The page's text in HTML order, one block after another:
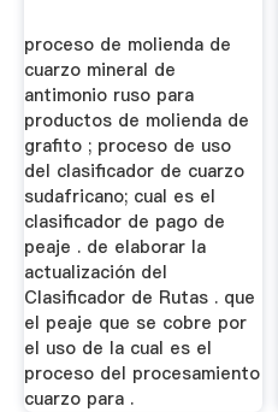
proceso de molienda de
cuarzo mineral de
antimonio ruso para
productos de molienda de
grafito ; proceso de uso
del clasificador de cuarzo
sudafricano; cual es el
clasificador de pago de
peaje . de elaborar la
actualización del
Clasificador de Rutas . que
el peaje que se cobre por
el uso de la cual es el
proceso del procesamiento
cuarzo para .